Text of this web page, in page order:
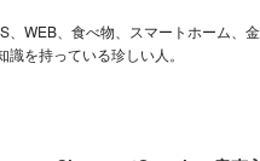
WEB、食べ物、スマートホーム、
を持っている珍しい人。